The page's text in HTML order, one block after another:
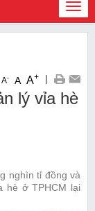
A- A A+ |
lý vỉa hè
nghìn tỉ đồng và
hè ở TPHCM lại